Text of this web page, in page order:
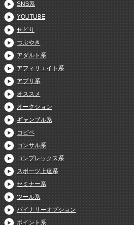
SNS系
YOUTUBE
せどり
つぶやき
アダルト系
アフィリエイト系
アプリ系
オススメ
オークション
ギャンブル系
コピペ
コンサル系
コンプレックス系
スポーツ上達系
セミナー系
ツール系
バイナリーオプション
ポイント系